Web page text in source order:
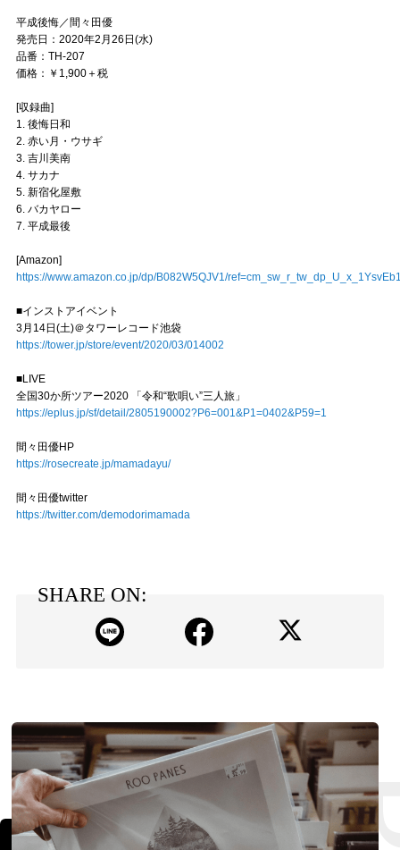
平成後悔／間々田優
発売日：2020年2月26日(水)
品番：TH-207
価格：￥1,900＋税
[収録曲]
1. 後悔日和
2. 赤い月・ウサギ
3. 吉川美南
4. サカナ
5. 新宿化屋敷
6. バカヤロー
7. 平成最後
[Amazon]
https://www.amazon.co.jp/dp/B082W5QJV1/
■インストアイベント
3月14日(土)＠タワーレコード池袋
https://tower.jp/store/event/2020/03/014002
■LIVE
全国30か所ツアー2020 「令和“歌唄い”三人旅」
https://eplus.jp/sf/detail/2805190002?P6=001&P1=0402&P59=1
間々田優HP
https://rosecreate.jp/mamadayu/
間々田優twitter
https://twitter.com/demodorimamada
SHARE ON: